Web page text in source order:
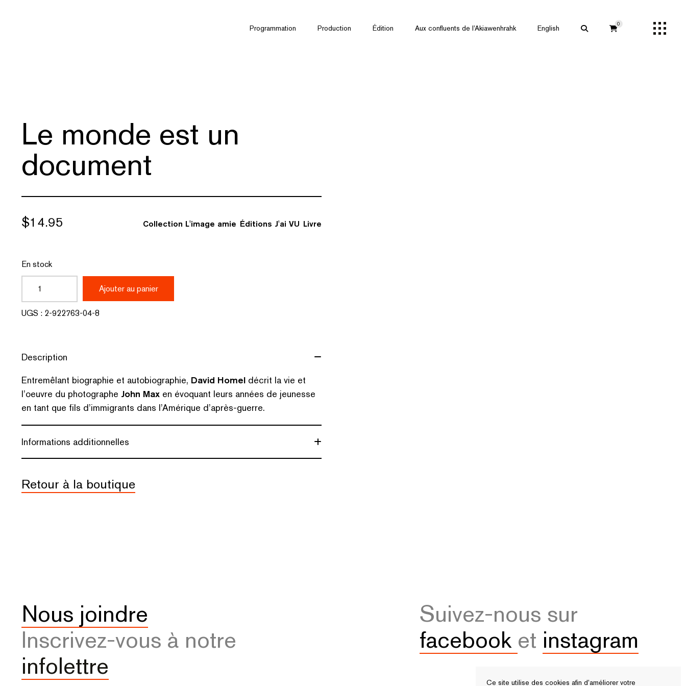
Programmation Production Édition Aux confluents de l’Akiawenhrahk English
0
Le monde est un
document
$14.95 Collection L'image amie Éditions J'ai VU Livre
En stock
quantité
de
est
un
document
Ajouter au panier
UGS : 2-922763-04-8
Description
Entremêlant biographie et autobiographie, David Homel décrit la vie et
l’oeuvre du photographe John Max en évoquant leurs années de jeunesse
en tant que fils d’immigrants dans l’Amérique d’après-guerre.
Informations additionnelles
Retour à la boutique
Nous joindre
Inscrivez-vous à notre
infolettre
Suivez-nous sur
facebook et instagram
Ce site utilise des cookies afin d’améliorer votre